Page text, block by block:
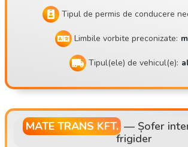
Tipul de permis de conducere
Limbile vorbite preconizate:
Tipul(ele) de vehicul(e):
MATE TRANS KFT. — Șofer
frigider